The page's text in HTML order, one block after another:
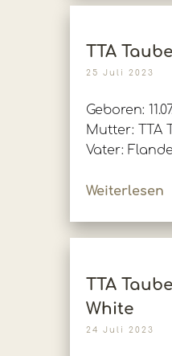
TTA
25 Juli 2023
Geboren:
Mutter: TTA
Vater:
Weiterlesen
TTA
White
24 Juli 2023